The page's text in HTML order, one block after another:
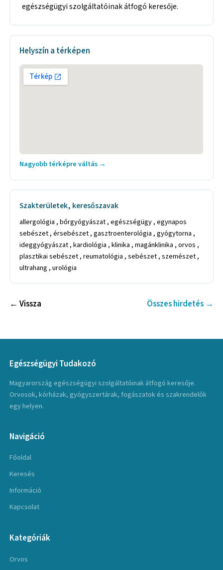
egészségügyi szolgáltatóinak átfogó keresője.
Helyszín a térképen
Nagyobb térképre váltás →
Szakterületek, keresőszavak
allergológia , bőrgyógyászat , egészségügy , egynapos
sebészet , érsebészet , gasztroenterológia , gyógytorna ,
ideggyógyászat , kardiológia , klinika , magánklinika , orvos ,
plasztikai sebészet , reumatológia , sebészet , szemészet ,
ultrahang , urológia
← Vissza Összes hirdetés →
Egészségügyi Tudakozó
Magyarország egészségügyi szolgáltatóinak átfogó keresője.
Orvosok, kórházak, gyógyszertárak, fogászatok és szakrendelők
egy helyen.
Navigáció
Főoldal
Keresés
Információ
Kapcsolat
Kategóriák
Orvos